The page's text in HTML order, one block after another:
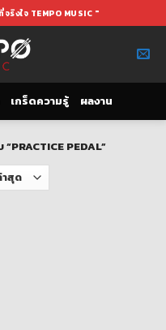
ริงใจ TEMPO MUSIC "
เกร็ดความรู้ ผลงาน
PEDAL”